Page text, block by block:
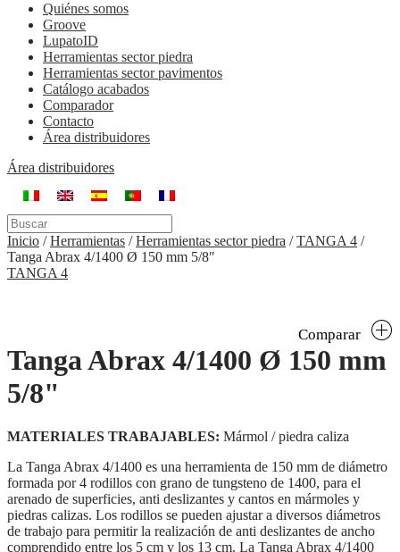
Quiénes somos
Groove
LupatoID
Herramientas sector piedra
Herramientas sector pavimentos
Catálogo acabados
Comparador
Contacto
Área distribuidores
Área distribuidores
Inicio /Herramientas /Herramientas sector piedra /TANGA 4 /
Tanga Abrax 4/1400 Ø 150 mm 5/8″
TANGA 4
Tanga Abrax 4/1400 Ø 150 mm
5/8"
Comparar
MATERIALES TRABAJABLES: Mármol / piedra caliza
La Tanga Abrax 4/1400 es una herramienta de 150 mm de diámetro
formada por 4 rodillos con grano de tungsteno de 1400, para el
arenado de superficies, anti deslizantes y cantos en mármoles y
piedras calizas. Los rodillos se pueden ajustar a diversos diámetros
de trabajo para permitir la realización de anti deslizantes de ancho
comprendido entre los 5 cm y los 13 cm. La Tanga Abrax 4/1400